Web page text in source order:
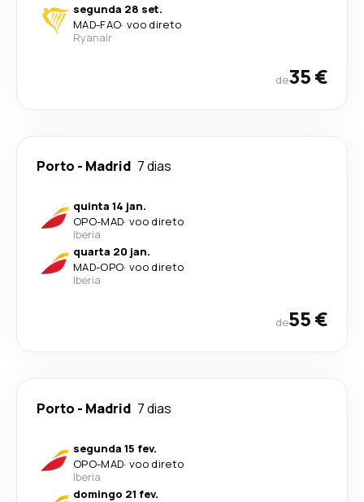
segunda 28 set.
MAD-FAO· voo direto
Ryanair
de35 €
Porto - Madrid 7 dias
quinta 14 jan.
OPO-MAD· voo direto
Iberia
quarta 20 jan.
MAD-OPO· voo direto
Iberia
de55 €
Porto - Madrid 7 dias
segunda 15 fev.
OPO-MAD· voo direto
Iberia
domingo 21 fev.